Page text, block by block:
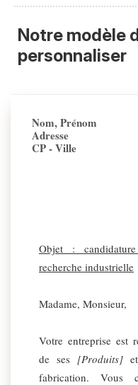
Notre modèle
personnaliser
Nom, Prénom
Adresse
CP - Ville
Objet :
recherche industrielle
Madame, Monsieur,
Votre entreprise est
de ses [Produits]
fabrication. Vous